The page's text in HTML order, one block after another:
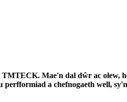
Mae'n dal dŵr ac olew,
a chefnogaeth well,